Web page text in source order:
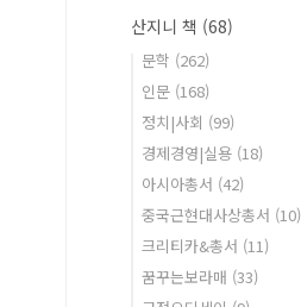
산지니 책 (68)
문학 (262)
인문 (168)
정치|사회 (99)
경제경영|실용 (18)
아시아총서 (42)
중국근현대사상총서 (10)
크리티카&총서 (11)
꿈꾸는보라매 (33)